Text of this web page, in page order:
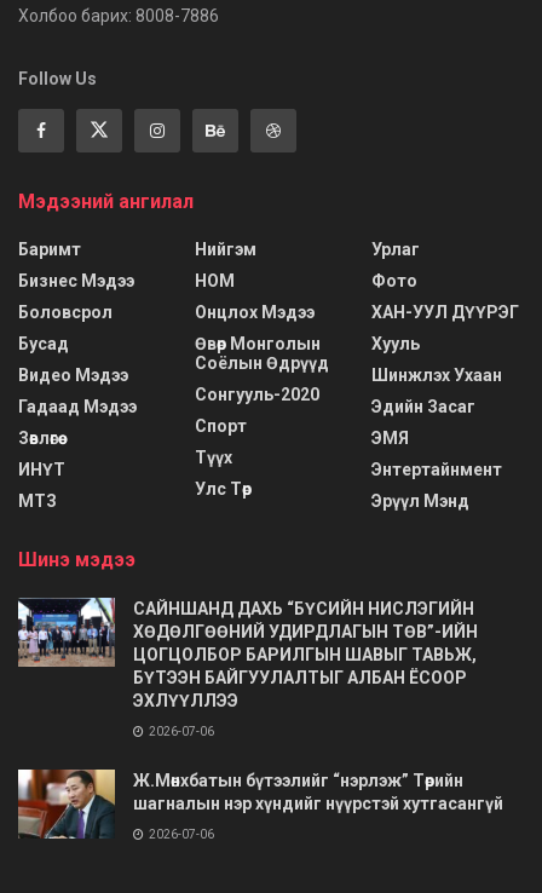
Холбоо барих: 8008-7886
Follow Us
Мэдээний ангилал
Баримт
Бизнес Мэдээ
Боловсрол
Бусад
Видео Мэдээ
Гадаад Мэдээ
Зөвлөгөө
ИНҮТ
МТЗ
Нийгэм
НОМ
Онцлох Мэдээ
Өвөр Монголын
Соёлын Өдрүүд
Сонгууль-2020
Спорт
Түүх
Улс Төр
Урлаг
Фото
ХАН-УУЛ ДҮҮРЭГ
Хууль
Шинжлэх Ухаан
Эдийн Засаг
ЭМЯ
Энтертайнмент
Эрүүл Мэнд
Шинэ мэдээ
САЙНШАНД ДАХЬ “БҮСИЙН НИСЛЭГИЙН
ХӨДӨЛГӨӨНИЙ УДИРДЛАГЫН ТӨВ”-ИЙН
ЦОГЦОЛБОР БАРИЛГЫН ШАВЫГ ТАВЬЖ,
БҮТЭЭН БАЙГУУЛАЛТЫГ АЛБАН ЁСООР
ЭХЛҮҮЛЛЭЭ
2026-07-06
Ж.Мөнхбатын бүтээлийг “нэрлэж” Төрийн
шагналын нэр хүндийг нүүрстэй хутгасангүй
2026-07-06